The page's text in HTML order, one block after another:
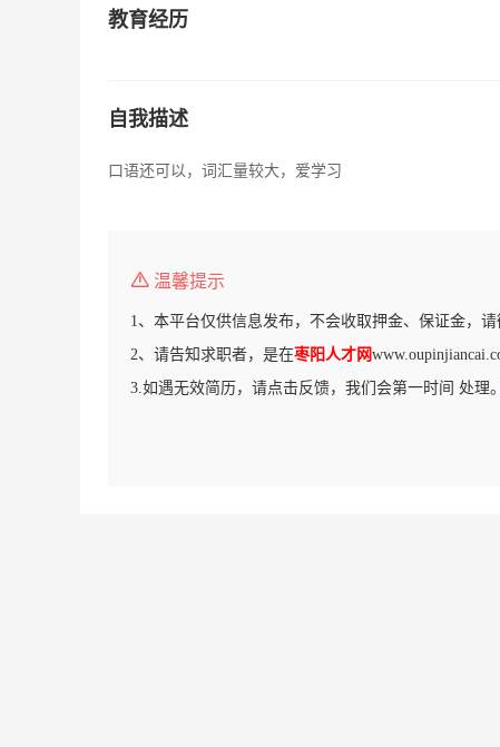
教育经历
自我描述
口语还可以，词汇量较大，爱学习
温馨提示
1、本平台仅供信息发布，不会收取押金、保证金，请
2、请告知求职者，是在枣阳人才网
3.如遇无效简历，请点击反馈，我们会第一时间 处理